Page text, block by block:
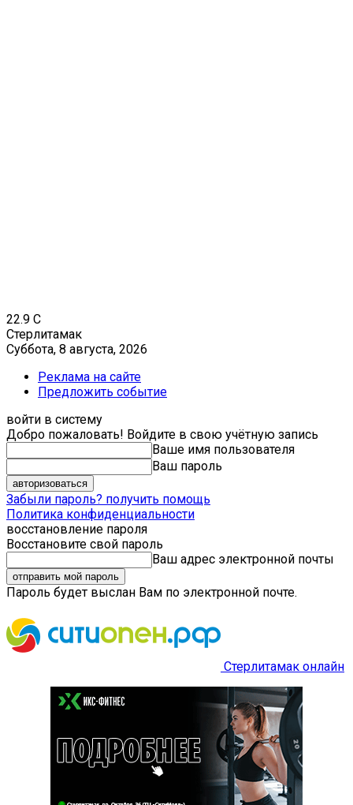
22.9 C
Стерлитамак
Суббота, 8 августа, 2026
Реклама на сайте
Предложить событие
войти в систему
Добро пожаловать! Войдите в свою учётную запись
Ваше имя пользователя
Ваш пароль
Забыли пароль? получить помощь
Политика конфиденциальности
восстановление пароля
Восстановите свой пароль
Ваш адрес электронной почты
Пароль будет выслан Вам по электронной почте.
Стерлитамак онлайн